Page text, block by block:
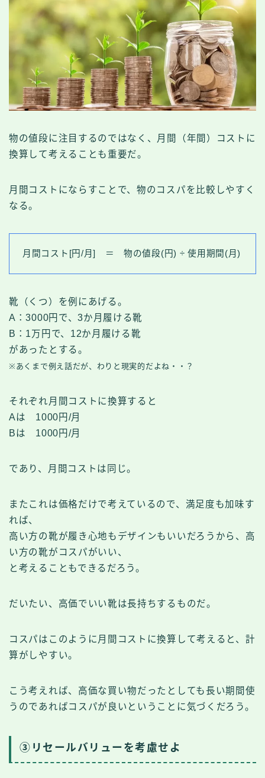
物の値段に注目するのではなく、月間（年間）コストに
換算して考えることも重要だ。
月間コストにならすことで、物のコスパを比較しやすく
なる。
月間コスト[円/月] ＝ 物の値段(円) ÷ 使用期間(月)
靴（くつ）を例にあげる。
A：3000円で、3か月履ける靴
B：1万円で、12か月履ける靴
があったとする。
※あくまで例え話だが、わりと現実的だよね・・？
それぞれ月間コストに換算すると
Aは 1000円/月
Bは 1000円/月
であり、月間コストは同じ。
またこれは価格だけで考えているので、満足度も加味す
れば、
高い方の靴が履き心地もデザインもいいだろうから、高
い方の靴がコスパがいい、
と考えることもできるだろう。
だいたい、高価でいい靴は長持ちするものだ。
コスパはこのように月間コストに換算して考えると、計
算がしやすい。
こう考えれば、高価な買い物だったとしても長い期間使
うのであればコスパが良いということに気づくだろう。
③ リセールバリューを考慮せよ